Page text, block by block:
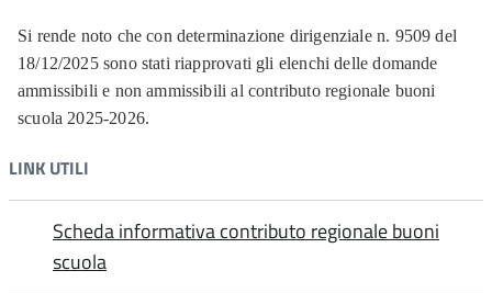
Si rende noto che con determinazione dirigenziale n. 9509 del
18/12/2025 sono stati riapprovati gli elenchi delle domande
ammissibili e non ammissibili al contributo regionale buoni
scuola 2025-2026.
LINK UTILI
Scheda informativa contributo regionale buoni
scuola